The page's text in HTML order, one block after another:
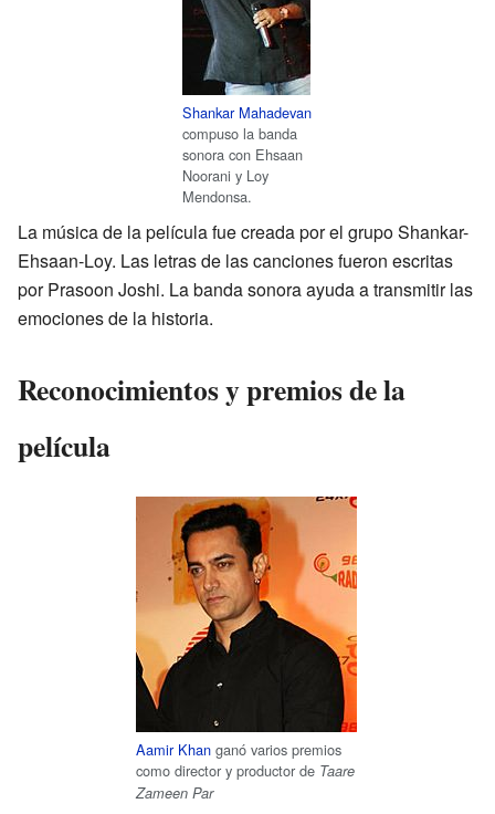
Shankar Mahadevan
compuso la banda
sonora con Ehsaan
Noorani y Loy
Mendonsa.
La música de la película fue creada por el grupo Shankar-
Ehsaan-Loy. Las letras de las canciones fueron escritas
por Prasoon Joshi. La banda sonora ayuda a transmitir las
emociones de la historia.
Reconocimientos y premios de la
película
Aamir Khan ganó varios premios
como director y productor de Taare
Zameen Par